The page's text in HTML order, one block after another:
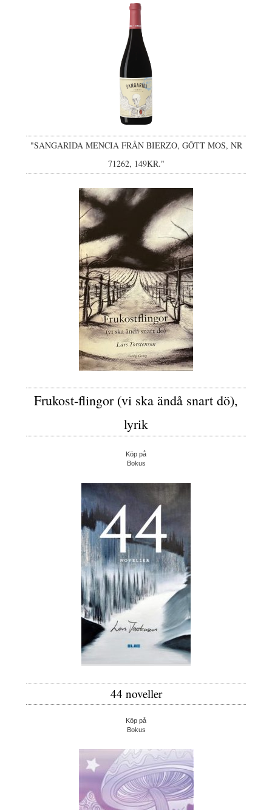
"SANGARIDA MENCIA FRÅN BIERZO, GÔTT MOS, NR
71262, 149KR."
Frukost-flingor (vi ska ändå snart dö),
lyrik
Köp på
Bokus
44 noveller
Köp på
Bokus